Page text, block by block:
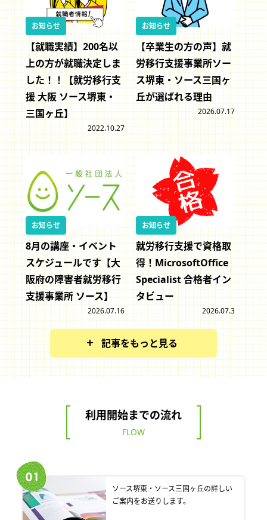
お知らせ
【就職実績】200名以
上の方が就職決定しま
した！！【就労移行支
援 大阪 ソース堺東・
三国ヶ丘】
2022.10.27
お知らせ
【卒業生の方の声】就
労移行支援事業所ソー
ス堺東・ソース三国ヶ
丘が選ばれる理由
2026.07.17
お知らせ
8月の講座・イベント
スケジュールです【大
阪府の障害者就労移行
支援事業所 ソース】
2026.07.16
お知らせ
就労移行支援で資格取
得！MicrosoftOffice
Specialist 合格者イン
タビュー
2026.07.3
記事をもっと見る
利用開始までの流れ
FLOW
ソース堺東・ソース三国ヶ丘の詳しい
ご案内をお送りします。